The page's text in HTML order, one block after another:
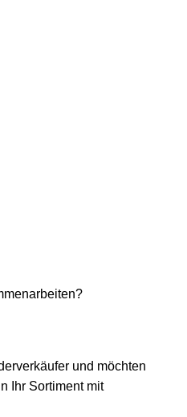
und möchten
Ihr Sortiment mit